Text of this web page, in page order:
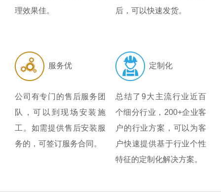
理效果佳。
后，可以快速发货。
服务优
公司有专门的售后服务团
队，可以到现场安装施
工。如需提供售后安装服
务的，可签订服务合同。
定制化
总结了9大主流行业近百
个细分行业，200+企业客
户的行业方案，可以为客
户快速提供基于行业个性
特征的定制化解决方案。